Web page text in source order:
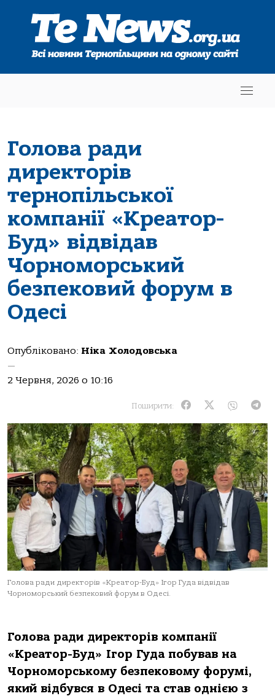
Голова ради
директорів
тернопільської
компанії «Креатор-
Буд» відвідав
Чорноморський
безпековий форум в
Одесі
Опубліковано: Ніка Холодовська
—
2 Червня, 2026 о 10:16
Поширити:
Голова ради директорів «Креатор-Буд» Ігор Гуда відвідав
Чорноморський безпековий форум в Одесі.
Голова ради директорів компанії
«Креатор-Буд» Ігор Гуда побував на
Чорноморському безпековому форумі,
який відбувся в Одесі та став однією з